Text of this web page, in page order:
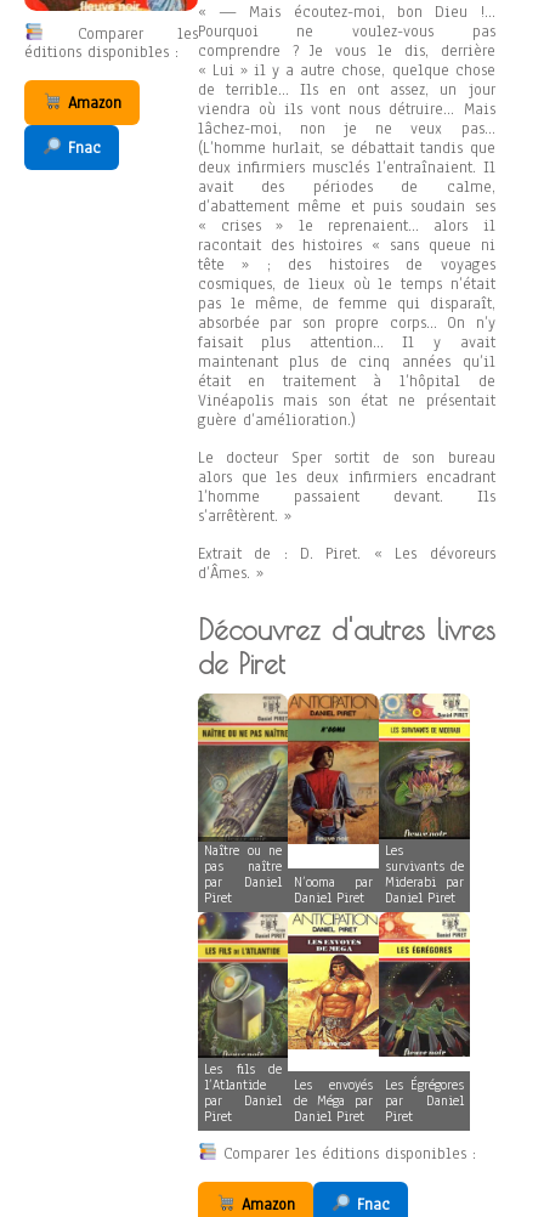
Comparer les
éditions disponibles :
Amazon
Fnac
« — Mais écoutez-moi, bon Dieu !…
Pourquoi ne voulez-vous pas
comprendre ? Je vous le dis, derrière
« Lui » il y a autre chose, quelque chose
de terrible… Ils en ont assez, un jour
viendra où ils vont nous détruire… Mais
lâchez-moi, non je ne veux pas…
(L’homme hurlait, se débattait tandis que
deux infirmiers musclés l’entraînaient. Il
avait des périodes de calme,
d’abattement même et puis soudain ses
« crises » le reprenaient… alors il
racontait des histoires « sans queue ni
tête » ; des histoires de voyages
cosmiques, de lieux où le temps n’était
pas le même, de femme qui disparaît,
absorbée par son propre corps… On n’y
faisait plus attention… Il y avait
maintenant plus de cinq années qu’il
était en traitement à l’hôpital de
Vinéapolis mais son état ne présentait
guère d’amélioration.)
Le docteur Sper sortit de son bureau
alors que les deux infirmiers encadrant
l’homme passaient devant. Ils
s’arrêtèrent. »
Extrait de : D. Piret. « Les dévoreurs
d’Âmes. »
Découvrez d'autres livres
de Piret
Naître ou ne
pas naître
par Daniel
Piret
N’ooma par
Daniel Piret
Les
survivants de
Miderabi par
Daniel Piret
Les fils de
l’Atlantide
par Daniel
Piret
Les envoyés
de Méga par
Daniel Piret
Les Égrégores
par Daniel
Piret
Comparer les éditions disponibles :
Amazon Fnac